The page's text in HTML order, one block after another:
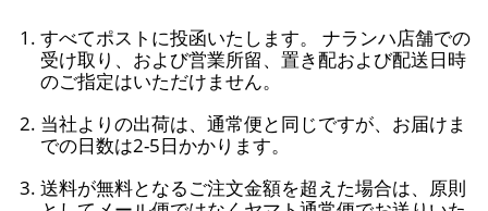
すべてポストに投函いたします。 ナランハ店舗での
受け取り、および営業所留、置き配および配送日時
のご指定はいただけません。
当社よりの出荷は、通常便と同じですが、お届けま
での日数は2-5日かかります。
送料が無料となるご注文金額を超えた場合は、原則